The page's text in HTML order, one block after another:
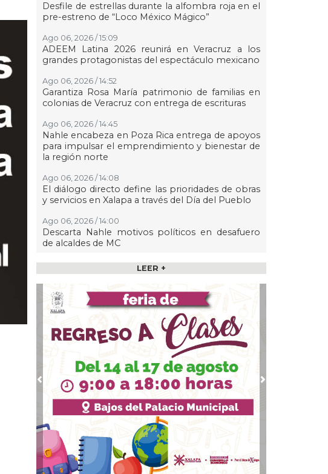
Desfile de estrellas durante la alfombra roja en el
pre-estreno de “Loco México Mágico”
Ago 06, 2026 / 15:09
ADEEM Latina 2026 reunirá en Veracruz a los
grandes protagonistas del espectáculo mexicano
Ago 06, 2026 / 14:52
Garantiza Rosa María patrimonio de familias en
colonias de Veracruz con entrega de escrituras
Ago 06, 2026 / 14:45
Nahle encabeza en Poza Rica entrega de apoyos
para impulsar el emprendimiento y bienestar de
la región norte
Ago 06, 2026 / 14:08
El diálogo directo define las prioridades de obras
y servicios en Xalapa a través del Día del Pueblo
Ago 06, 2026 / 14:00
Descarta Nahle motivos políticos en desafuero
de alcaldes de MC
Ago 06, 2026 / 13:49
Dictan 70 años de prisión homicidas; dos ex
empleados de pollos "Pancho" en Papantla
Ago 06, 2026 / 13:33
Todo listo en Coatzacoalcos para el arranque del
Festival del Mar 2026
Ago 06, 2026 / 13:26
Artistas veracruzanos preparan “Dromomanía”
en el Teatro Fernando Gutiérrez Barrios
Ago 06, 2026 / 12:48
Nuevo ciclo en la UAT
Ago 06, 2026 / 12:43
Transformación con justicia social, mil 800
personas de 7 municipios reciben Apoyo a la
Palabra: Nahle
LEER +
Previous Next